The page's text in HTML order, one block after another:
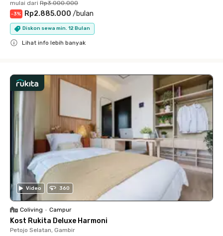
mulai dari Rp3.000.000
-3% Rp2.885.000 /bulan
Diskon sewa min. 12 Bulan
Lihat info lebih banyak
Video 360
Coliving • Campur
Kost Rukita Deluxe Harmoni
Petojo Selatan, Gambir